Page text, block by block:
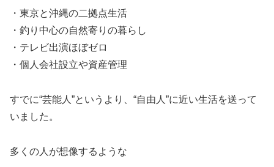
・東京と沖縄の二拠点生活
・釣り中心の自然寄りの暮らし
・テレビ出演ほぼゼロ
・個人会社設立や資産管理
すでに“芸能人”というより、“自由人”に近い生活を送って
いました。
多くの人が想像するような